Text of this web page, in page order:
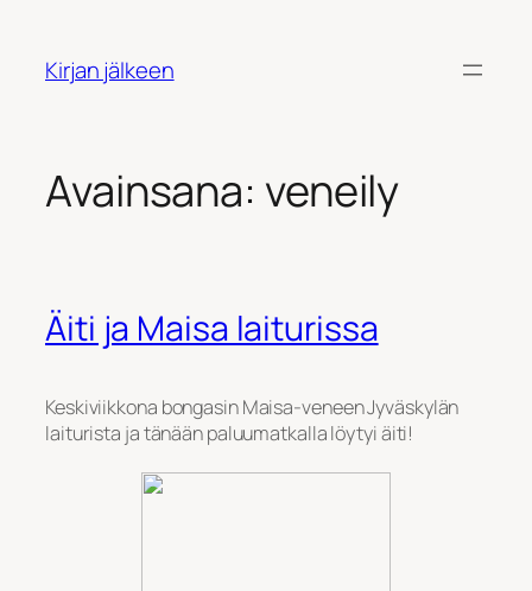
Kirjan jälkeen
Avainsana: veneily
Äiti ja Maisa laiturissa
Keskiviikkona bongasin Maisa-veneen Jyväskylän
laiturista ja tänään paluumatkalla löytyi äiti!